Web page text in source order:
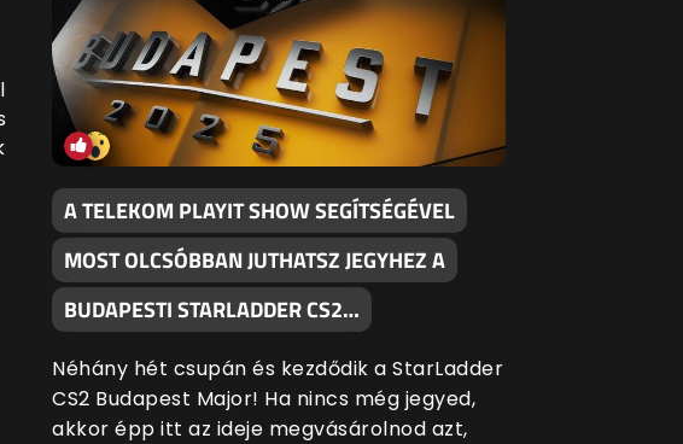
A TELEKOM PLAYIT SHOW SEGÍTSÉGÉVEL
MOST OLCSÓBBAN JUTHATSZ JEGYHEZ A
BUDAPESTI STARLADDER CS2…
Néhány hét csupán és kezdődik a StarLadder
CS2 Budapest Major! Ha nincs még jegyed,
akkor épp itt az ideje megvásárolnod azt,